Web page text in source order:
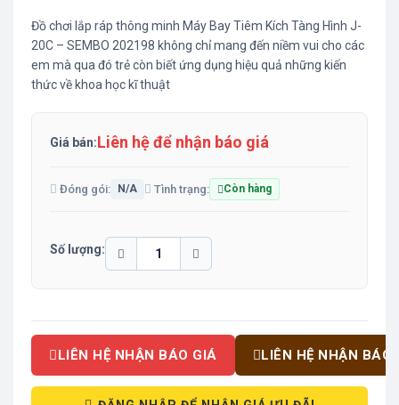
Đồ chơi lắp ráp thông minh Máy Bay Tiêm Kích Tàng Hình J-
20C – SEMBO 202198 không chỉ mang đến niềm vui cho các
em mà qua đó trẻ còn biết ứng dụng hiệu quả những kiến
thức về khoa học kĩ thuật
Giá bán:Liên hệ để nhận báo giá
Đóng gói: N/A Tình trạng: Còn hàng
Số lượng:
LIÊN HỆ NHẬN BÁO GIÁ LIÊN HỆ NHẬN BÁO